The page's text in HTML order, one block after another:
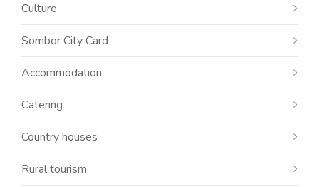
Culture
Sombor City Card
Accommodation
Catering
Country houses
Rural tourism